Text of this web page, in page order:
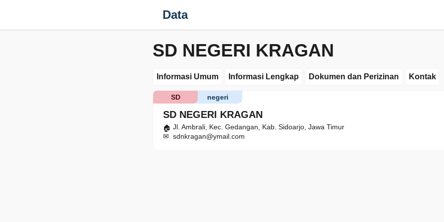
Data
SD NEGERI KRAGAN
Informasi Umum Informasi Lengkap Dokumen dan Perizinan Kontak
SD NEGERI KRAGAN
negeri
SD
Jl. Ambrali, Kec. Gedangan, Kab. Sidoarjo, Jawa Timur
sdnkragan@ymail.com